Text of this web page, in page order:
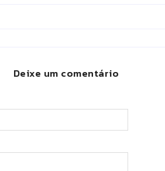
Deixe um comentário